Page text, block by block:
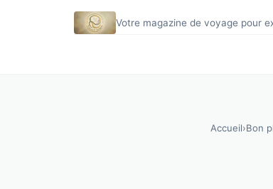
Votre magazine de voyage pour
Accueil›Bon